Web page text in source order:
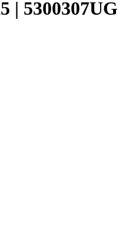
| 5300307UG